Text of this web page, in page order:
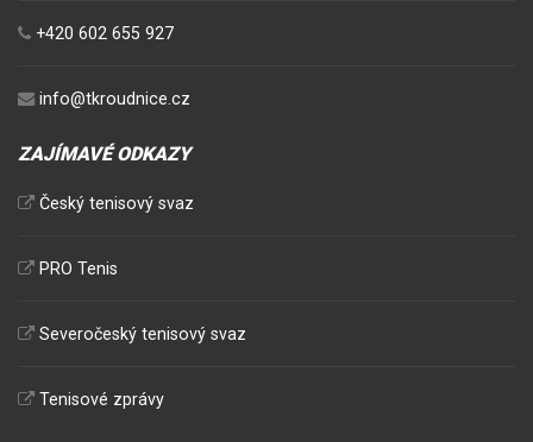
+420 602 655 927
info@tkroudnice.cz
ZAJÍMAVÉ ODKAZY
Český tenisový svaz
PRO Tenis
Severočeský tenisový svaz
Tenisové zprávy